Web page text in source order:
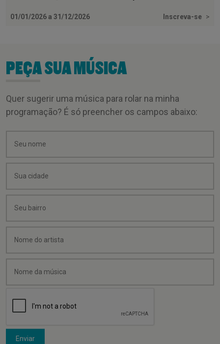
01/01/2026 a 31/12/2026 Inscreva-se >
PEÇA SUA MÚSICA
Quer sugerir uma música para rolar na minha
programação? É só preencher os campos abaixo:
Enviar